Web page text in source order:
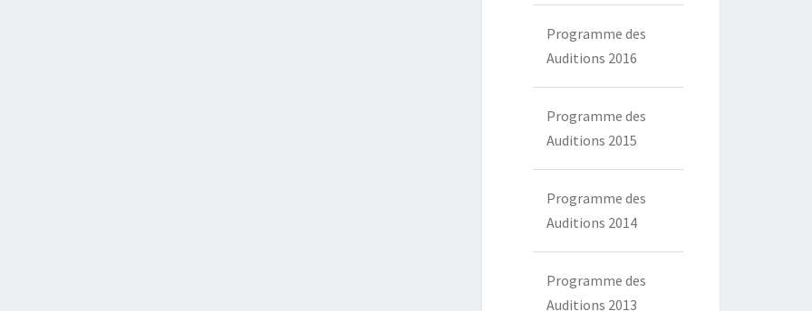
Programme des
Auditions 2016
Programme des
Auditions 2015
Programme des
Auditions 2014
Programme des
Auditions 2013